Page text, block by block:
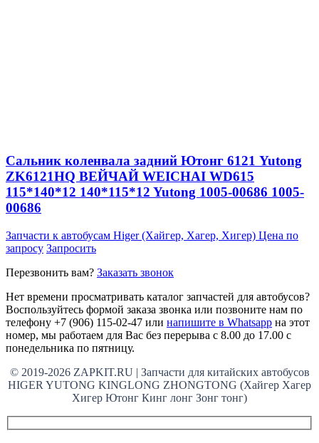
Сальник коленвала задний Ютонг 6121 Yutong
ZK6121HQ ВЕЙЧАЙ WEICHAI WD615
115*140*12 140*115*12 Yutong 1005-00686 1005-
00686
Запчасти к автобусам Higer (Хайгер, Хагер, Хигер) Цена по
запросу Запросить
Перезвонить вам? Заказать звонок
Нет времени просматривать каталог запчастей для автобусов?
Воспользуйтесь формой заказа звонка или позвоните нам по
телефону +7 (906) 115-02-47 или напишите в Whatsapp на этот
номер, мы работаем для Вас без перерыва с 8.00 до 17.00 с
понедельника по пятницу.
© 2019-2026 ZAPKIT.RU | Запчасти для китайских автобусов
HIGER YUTONG KINGLONG ZHONGTONG (Хайгер Хагер
Хигер Ютонг Кинг лонг Зонг тонг)